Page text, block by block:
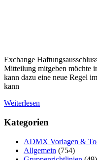
Exchange
Mitteilung mitgeben möchte
kann dazu eine neue Regel
kann
Weiterlesen
Kategorien
ADMX Vorlagen &
Allgemein (754)